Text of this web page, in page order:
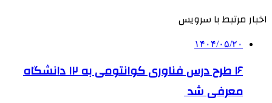
اخبار مرتبط با سرویس
۱۴۰۴/۰۵/۲۰
۱۶ طرح درس فناوری کوانتومی به ۱۲ دانشگاه
معرفی شد